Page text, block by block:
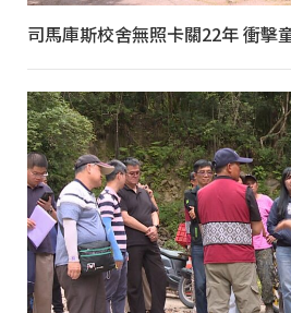
司馬庫斯校舍無照卡關22年 衝擊